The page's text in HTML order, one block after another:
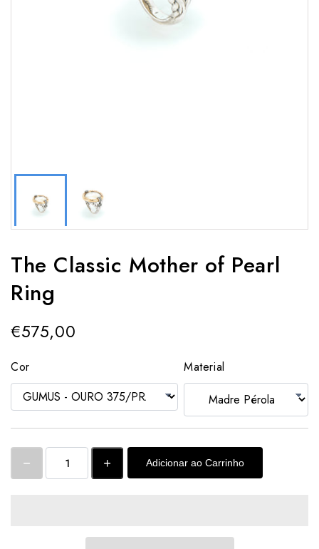
The Classic Mother of Pearl
Ring
€575,00
Cor Material
Adicionar ao Carrinho